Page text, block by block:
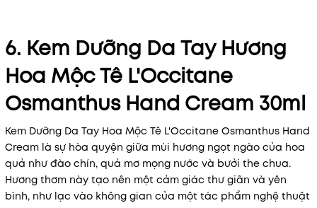
6. Kem Dưỡng Da Tay Hương
Hoa Mộc Tê L'Occitane
Osmanthus Hand Cream 30ml
Kem Dưỡng Da Tay Hoa Mộc Tê L'Occitane Osmanthus Hand
Cream là sự hòa quyện giữa mùi hương ngọt ngào của hoa
quả như đào chín, quả mơ mọng nước và bưởi the chua.
Hương thơm này tạo nên một cảm giác thư giãn và yên
bình, như lạc vào không gian của một tác phẩm nghệ thuật